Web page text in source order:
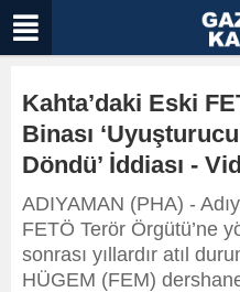
Kahta’daki Eski
Binası
Döndü’ İddiası -
ADIYAMAN (PHA) -
FETÖ Terör Örgütü’ne
sonrası yıllardır atıl
HÜGEM (FEM)